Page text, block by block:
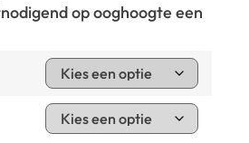
op ooghoogte een